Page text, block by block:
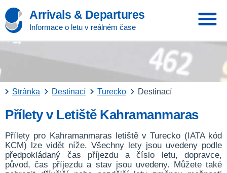
Arrivals & Departures
Informace o letu v reálném čase
Stránka Destinací Turecko Destinací
Přílety v Letiště Kahramanmaras
Přílety pro Kahramanmaras letiště v Turecko (IATA kód
KCM) lze vidět níže. Všechny lety jsou uvedeny podle
předpokládaný čas příjezdu a číslo letu, dopravce,
původ, čas příjezdu a stav jsou uvedeny. Můžete také